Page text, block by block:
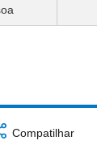
Compatilhar